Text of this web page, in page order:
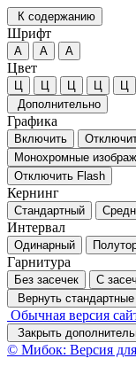
К содержанию
Шрифт
А А А
Цвет
Ц Ц Ц Ц
Ц
Дополнительно
Графика
Включить
Монохромные
Отключить Flash
Кернинг
Стандартный
Интервал
Одинарный
Гарнитура
Без засечек
С
Вернуть
Обычная версия
Закрыть
© Мибок: Версия